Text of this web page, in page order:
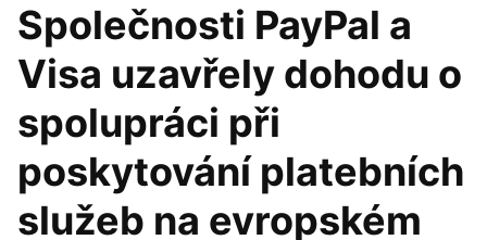
Společnosti PayPal a
Visa uzavřely dohodu o
spolupráci při
poskytování platebních
služeb na evropském